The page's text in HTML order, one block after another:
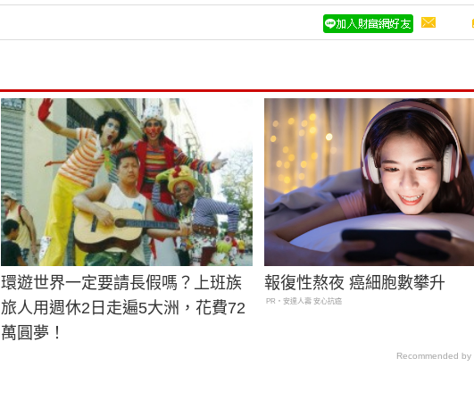
環遊世界一定要請長假嗎？上班族
旅人用週休2日走遍5大洲，花費72
萬圓夢！
報復性熬夜 癌細胞數攀升
PR・安達人壽 安心抗癌
Recommended by